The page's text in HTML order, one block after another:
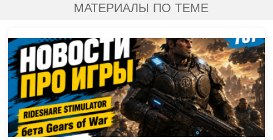
МАТЕРИАЛЫ ПО ТЕМЕ